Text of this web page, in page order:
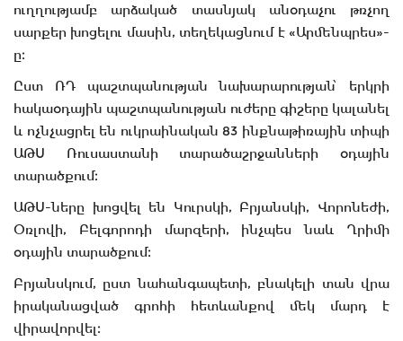
ուղղությամբ արձակած տասնյակ անօդաչու թռչող
սարքեր խոցելու մասին, տեղեկացնում է «Արմենպրես»-
ը։
Ըստ ՌԴ պաշտպանության նախարարության՝ երկրի
հակաօդային պաշտպանության ուժերը գիշերը կալանել
և ոչնչացրել են ուկրաինական 83 ինքնաթիռային տիպի
ԱԹՍ Ռուսաստանի տարածաշրջանների օդային
տարածքում։
ԱԹՍ-ները խոցվել են Կուրսկի, Բրյանսկի, Վորոնեժի,
Օռլովի, Բելգորոդի մարզերի, ինչպես նաև Ղրիմի
օդային տարածքում։
Բրյանսկում, ըստ նահանգապետի, բնակելի տան վրա
իրականացված գրոհի հետևանքով մեկ մարդ է
վիրավորվել։